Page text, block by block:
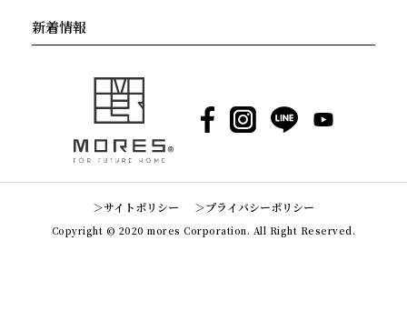
新着情報
Facebook
Instagram
LINE YouTube
サイトポリシー プライバシーポリシー
Copyright © 2020 mores Corporation. All Right Reserved.